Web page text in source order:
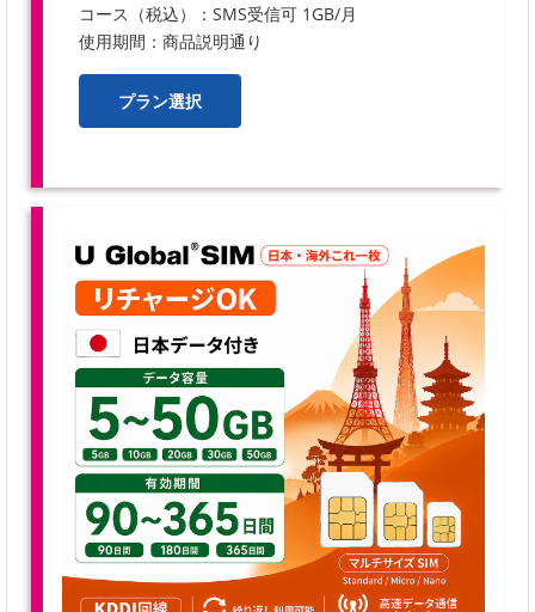
コース（税込）：SMS受信可 1GB/月
使用期間：商品説明通り
プラン選択